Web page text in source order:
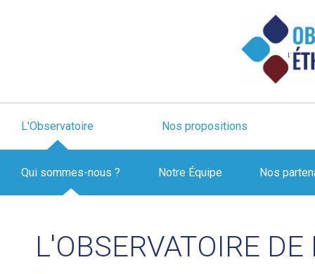
L'Observatoire Nos propositions
Qui sommes-nous ? Notre Équipe Nos
L'OBSERVATOIRE